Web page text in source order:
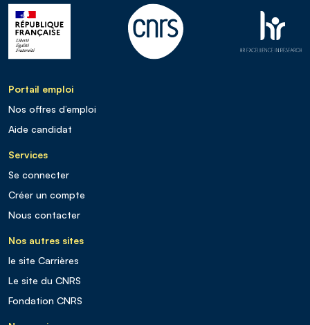
Portail emploi
Nos offres d’emploi
Aide candidat
Services
Se connecter
Créer un compte
Nous contacter
Nos autres sites
le site Carrières
Le site du CNRS
Fondation CNRS